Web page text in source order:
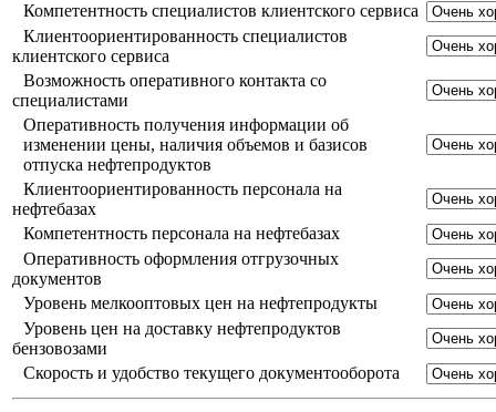
Компетентность специалистов клиентского сервиса
Клиентоориентированность специалистов
клиентского сервиса
Возможность оперативного контакта со
специалистами
Оперативность получения информации об
изменении цены, наличия объемов и базисов
отпуска нефтепродуктов
Клиентоориентированность персонала на
нефтебазах
Компетентность персонала на нефтебазах
Оперативность оформления отгрузочных
документов
Уровень мелкооптовых цен на нефтепродукты
Уровень цен на доставку нефтепродуктов
бензовозами
Скорость и удобство текущего документооборота